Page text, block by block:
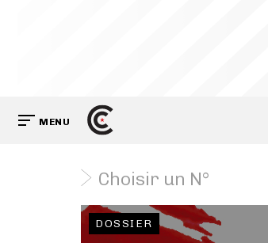
MENU
Choisir un N°
DOSSIER